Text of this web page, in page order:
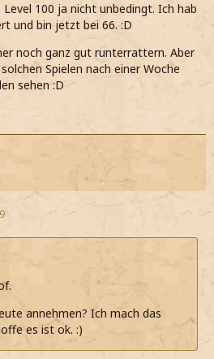
100 ja nicht unbedingt. Ich hab
und bin jetzt bei 66. :D
noch ganz gut runterrattern. Aber
Spielen nach einer Woche
sehen :D
annehmen? Ich mach das
es ist ok. :)